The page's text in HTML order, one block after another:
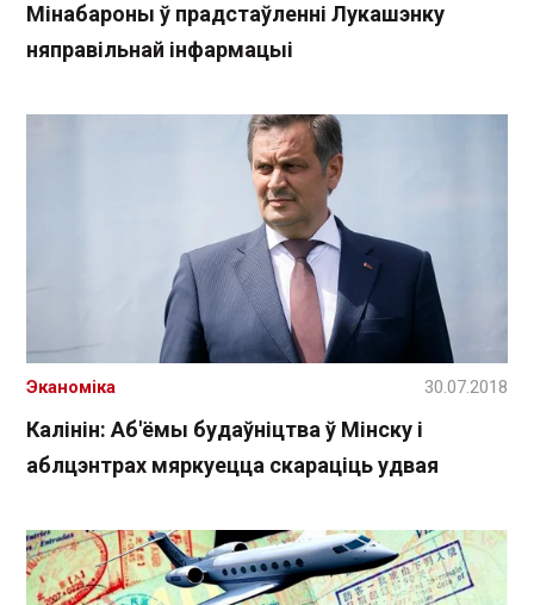
Мінабароны ў прадстаўленні Лукашэнку
няправільнай інфармацыі
Калінін: Аб'ёмы будаўніцтва ў Мінску і
аблцэнтрах мяркуецца скараціць удвая
Эканоміка 30.07.2018